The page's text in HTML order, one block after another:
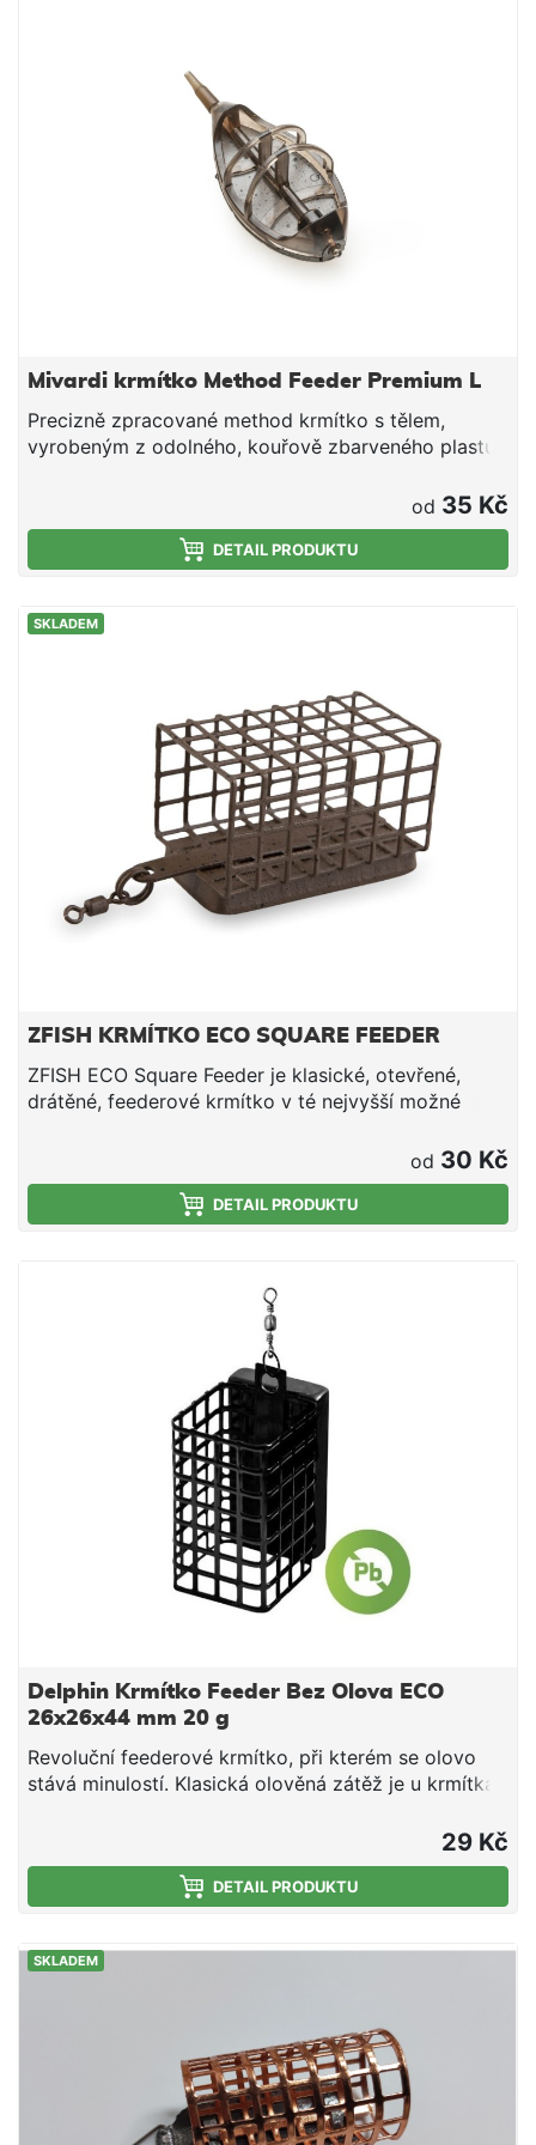
Mivardi krmítko Method Feeder Premium L
Precizně zpracované method krmítko s tělem,
vyrobeným z odolného, kouřově zbarveného plastu
Dodává se kvalitně vylisovaným rychlovýměnným
adaptérem pro připnutí návazce a převlekem proti
od 35 Kč
DETAIL PRODUKTU
SKLADEM
ZFISH KRMÍTKO ECO SQUARE FEEDER
ZFISH ECO Square Feeder je klasické, otevřené,
drátěné, feederové krmítko v té nejvyšší možné
tato krmítka díky svému naprosto přesnému
vyvážení, vždy dosednou ke dnu tak, jak mají ( klecí
nahoru ) nikoli na bok , nebo dokonce obráceně, jak
je tedy šetrné k přírodě ! Další výhodou je, že je
provedeno v přírodní hnědé barvě s černým žíháním,
takže snadno splyne se dnem a ryby mnohem méně
ruší nebo plaší. Jedná se tedy o velice univerzální
středně velké, hranaté feederové krmítko, které si
velmi rychle oblíbíte. Označení "ECO" zde znamená,
že se jedná o bezolovnaté krmítko a je tedy šetrné k
přírodě ! Dokonalé dílenské zpracování a vysoká
kvalita materiálů Kvalitní povrchová úprava zvyšuje
životnost Hnědá barva s černým žíháním splyne se
dnem a neruší ryby Bezkonkurenční poměr ceny a
kvality Dostupné v 6-ti gramážích 20 - 80g
od 30 Kč
DETAIL PRODUKTU
Delphin Krmítko Feeder Bez Olova ECO
26x26x44 mm 20 g
Revoluční feederové krmítko, při kterém se olovo
stává minulostí. Klasická olověná zátěž je u krmítka
nepředstavuje téměř žádnou potencionální zátěž pro
životní prostředí. To je jednoznačně největší
předností tohoto produktu. Kromě toho že je
jste byli dosud zvyklí. Samotný košík je vyroben z
29 Kč
DETAIL PRODUKTU
SKLADEM